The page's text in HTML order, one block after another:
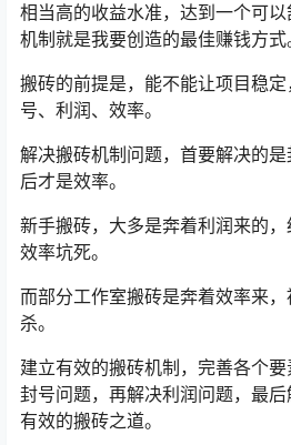
相当高的收益水准，达到一个可
机制就是我要创造的最佳赚钱方式
搬砖的前提是，能不能让项目稳
号、利润、效率。
解决搬砖机制问题，首要解决的
后才是效率。
新手搬砖，大多是奔着利润来的
效率坑死。
而部分工作室搬砖是奔着效率来
杀。
建立有效的搬砖机制，完善各个
封号问题，再解决利润问题，最
有效的搬砖之道。